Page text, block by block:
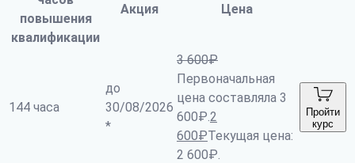
повышения
квалификации
Акция Цена
144 часа
до
30/08/2026
*
3 600₽
Первоначальная
цена составляла 3
600₽.2
600₽Текущая цена:
2 600₽.
Пройти
курс